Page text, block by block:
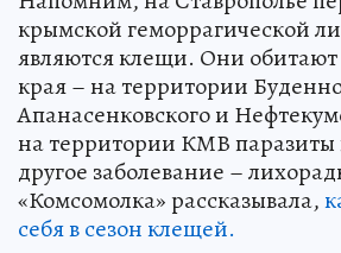
крымской геморрагической
являются клещи. Они обитают
края – на территории
Апанасенковского и
на территории КМВ паразиты
другое заболевание –
«Комсомолка» рассказывала,
себя в сезон клещей.